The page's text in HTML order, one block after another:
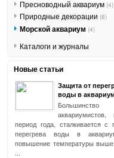
Пресноводный аквариум (4)
Природные декорации (8)
Морской аквариум (4)
Каталоги и журналы
Новые статьи
Защита от
воды в
Большинство
период года, сталкивается с
перегрева воды в
повышение температуры
...